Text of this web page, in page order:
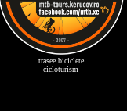
trasee biciclete
cicloturism